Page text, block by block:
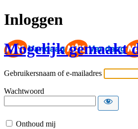
Inloggen
Mogelijk gemaakt
Gebruikersnaam of e-mailadres
Wachtwoord
Onthoud mij